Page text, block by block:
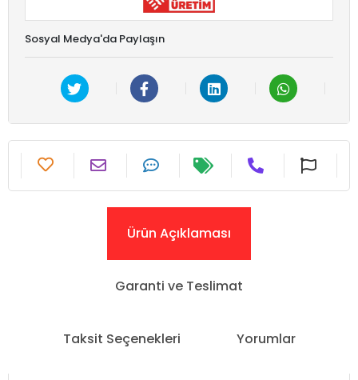
Sosyal Medya'da Paylaşın
Ürün Açıklaması
Garanti ve Teslimat
Taksit Seçenekleri Yorumlar